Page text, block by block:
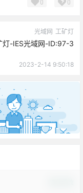
0 0
光域网 工矿灯
灯-IES光域网-ID:97-3
2023-2-14 9:50:18